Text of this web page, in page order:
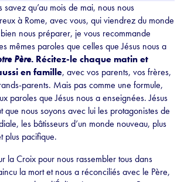
qu’au mois de mai, nous nous
à Rome, avec vous, qui viendrez du monde
nous préparer, je vous recommande
mêmes paroles que celles que Jésus nous a
Père. Récitez-le chaque matin et
en famille, avec vos parents, vos frères,
parents. Mais pas comme une formule,
paroles que Jésus nous a enseignées. Jésus
que nous soyons avec lui les protagonistes de
les bâtisseurs d’un monde nouveau, plus
plus pacifique.
la Croix pour nous rassembler tous dans
la mort et nous a réconciliés avec le Père,